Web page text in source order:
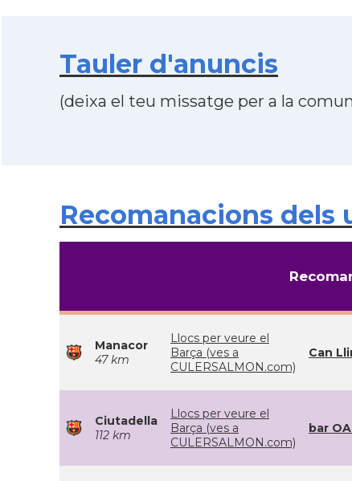
Tauler d'anuncis
(deixa el teu missatge per a la
Recomanacions dels
Manacor
47 km
Llocs per veure el
Barça (ves a
CULERSALMON.com)
Can
Ciutadella
112 km
Llocs per veure el
Barça (ves a
CULERSALMON.com)
bar